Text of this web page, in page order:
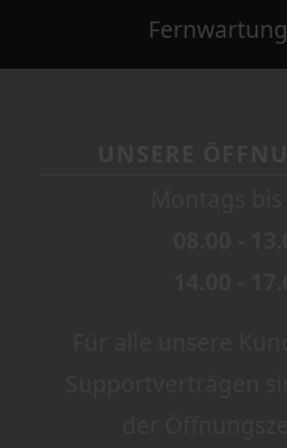
Fernwartung